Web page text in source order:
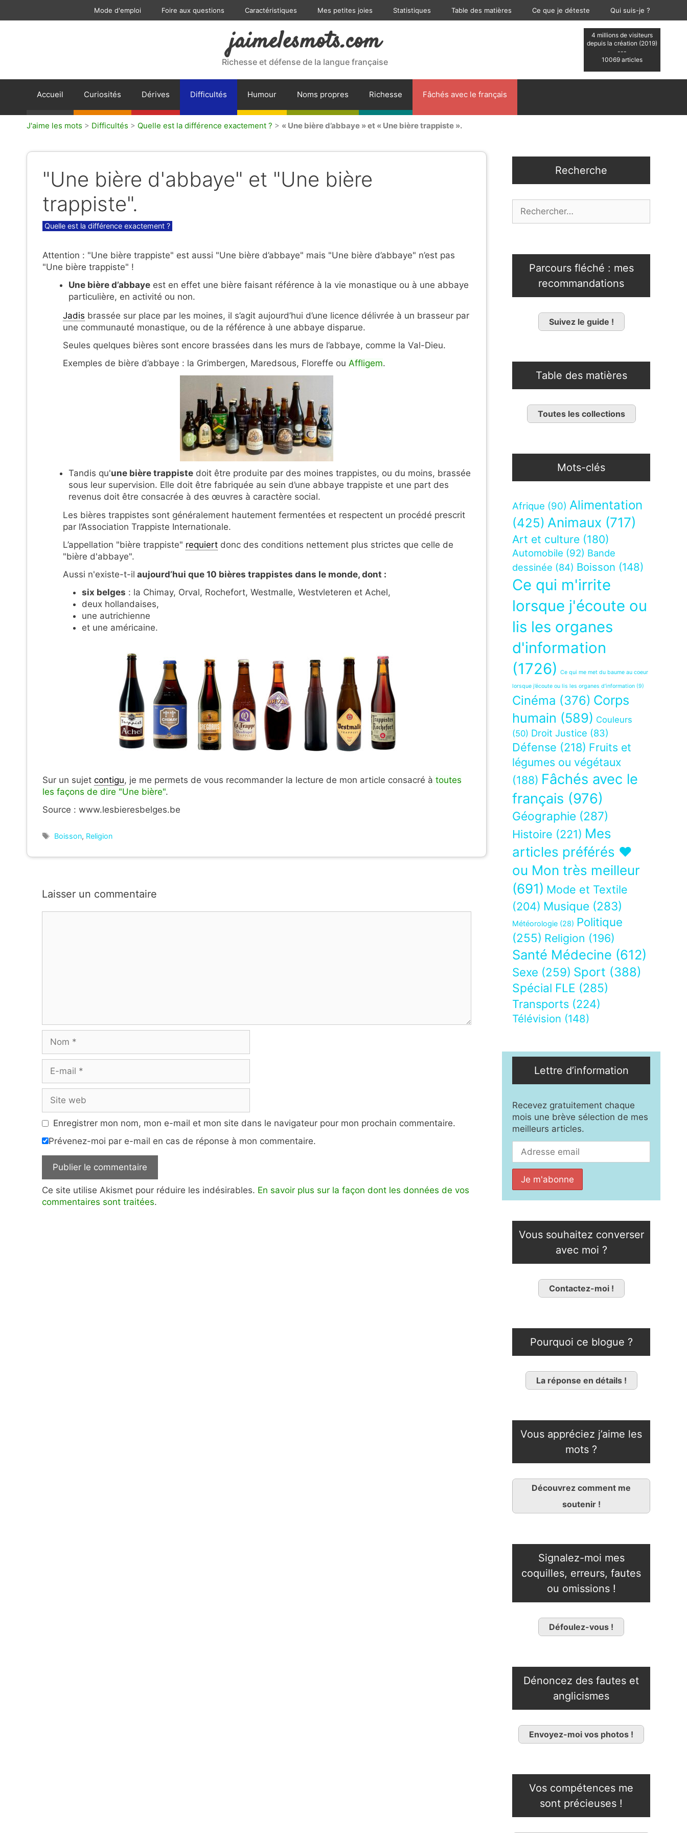
Mode d'emploi Foire aux questions Caractéristiques Mes petites joies Statistiques Table des matières Ce que je déteste Qui suis-je ?
4 millions de visiteurs
depuis la création (2019)
---
10069 articles
jaimelesmots.com
Richesse et défense de la langue française
Accueil Curiosités Dérives Difficultés Humour Noms propres Richesse Fâchés avec le français
J'aime les mots > Difficultés > Quelle est la différence exactement ? > « Une bière d’abbaye » et « Une bière trappiste ».
"Une bière d'abbaye" et "Une bière
trappiste".
Catégories
Quelle est la différence exactement ?
Attention : "Une bière trappiste" est aussi "Une bière d’abbaye" mais "Une bière d’abbaye" n’est pas
"Une bière trappiste" !
Une bière d’abbaye est en effet une bière faisant référence à la vie monastique ou à une abbaye
particulière, en activité ou non.
Jadis brassée sur place par les moines, il s’agit aujourd’hui d’une licence délivrée à un brasseur par
une communauté monastique, ou de la référence à une abbaye disparue.
Seules quelques bières sont encore brassées dans les murs de l’abbaye, comme la Val-Dieu.
Exemples de bière d’abbaye : la Grimbergen, Maredsous, Floreffe ou Affligem.
Tandis qu'une bière trappiste doit être produite par des moines trappistes, ou du moins, brassée
sous leur supervision. Elle doit être fabriquée au sein d’une abbaye trappiste et une part des
revenus doit être consacrée à des œuvres à caractère social.
Les bières trappistes sont généralement hautement fermentées et respectent un procédé prescrit
par l’Association Trappiste Internationale.
L’appellation "bière trappiste" requiert donc des conditions nettement plus strictes que celle de
"bière d'abbaye".
Aussi n'existe-t-il aujourd’hui que 10 bières trappistes dans le monde, dont :
six belges : la Chimay, Orval, Rochefort, Westmalle, Westvleteren et Achel,
deux hollandaises,
une autrichienne
et une américaine.
Sur un sujet contigu, je me permets de vous recommander la lecture de mon article consacré à toutes
les façons de dire "Une bière".
Source : www.lesbieresbelges.be
Étiquettes
Boisson, Religion
Laisser un commentaire
mail
web
Enregistrer mon nom, mon e-mail et mon site dans le navigateur pour mon prochain commentaire.
Prévenez-moi par e-mail en cas de réponse à mon commentaire.
Ce site utilise Akismet pour réduire les indésirables. En savoir plus sur la façon dont les données de vos
commentaires sont traitées.
Recherche
Parcours fléché : mes
recommandations
Suivez le guide !
Table des matières
Toutes les collections
Mots-clés
Afrique (90) Alimentation
(425) Animaux (717)
Art et culture (180)
Automobile (92) Bande
dessinée (84) Boisson (148)
Ce qui m'irrite
lorsque j'écoute ou
lis les organes
d'information
(1726)
Ce qui me met du baume au coeur
lorsque j’écoute ou lis les organes d’information (9)
Cinéma (376) Corps
humain (589) Couleurs
(50) Droit Justice (83)
Défense (218) Fruits et
légumes ou végétaux
(188) Fâchés avec le
français (976)
Géographie (287)
Histoire (221) Mes
articles préférés ❤
ou Mon très meilleur
(691) Mode et Textile
(204) Musique (283)
Météorologie (28) Politique
(255) Religion (196)
Santé Médecine (612)
Sexe (259) Sport (388)
Spécial FLE (285)
Transports (224)
Télévision (148)
Lettre d’information
Recevez gratuitement chaque
mois une brève sélection de mes
meilleurs articles.
Vous souhaitez converser
avec moi ?
Contactez-moi !
Pourquoi ce blogue ?
La réponse en détails !
Vous appréciez j’aime les
mots ?
Découvrez comment me
soutenir !
Signalez-moi mes
coquilles, erreurs, fautes
ou omissions !
Défoulez-vous !
Dénoncez des fautes et
anglicismes
Envoyez-moi vos photos !
Vos compétences me
sont précieuses !